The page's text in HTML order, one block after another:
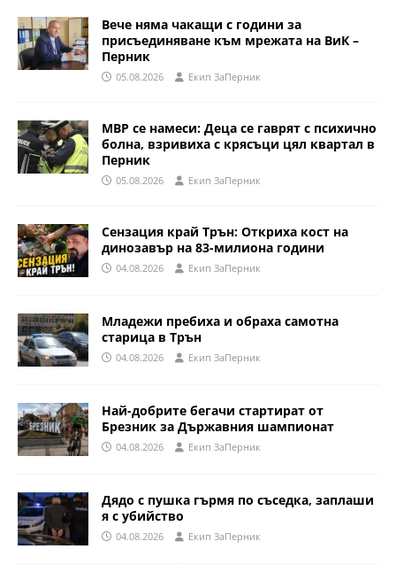
Вече няма чакащи с години за
присъединяване към мрежата на ВиК –
Перник
05.08.2026 Eкип ЗаПерник
МВР се намеси: Деца се гаврят с психично
болна, взривиха с крясъци цял квартал в
Перник
05.08.2026 Eкип ЗаПерник
Сензация край Трън: Откриха кост на
динозавър на 83-милиона години
04.08.2026 Eкип ЗаПерник
Младежи пребиха и обраха самотна
старица в Трън
04.08.2026 Eкип ЗаПерник
Най-добрите бегачи стартират от
Брезник за Държавния шампионат
04.08.2026 Eкип ЗаПерник
Дядо с пушка гърмя по съседка, заплаши
я с убийство
04.08.2026 Eкип ЗаПерник